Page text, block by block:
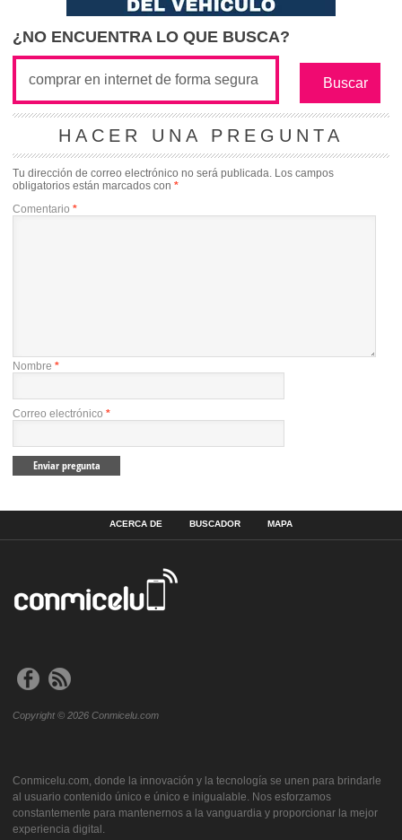
¿NO ENCUENTRA LO QUE BUSCA?
HACER UNA PREGUNTA
Tu dirección de correo electrónico no será publicada. Los campos
obligatorios están marcados con *
Comentario *
Nombre *
Correo electrónico *
ACERCA DE BUSCADOR MAPA
Copyright © 2026 Conmicelu.com
Conmicelu.com, donde la innovación y la tecnología se unen para brindarle
al usuario contenido único e único e inigualable. Nos esforzamos
constantemente para mantenernos a la vanguardia y proporcionar la mejor
experiencia digital.